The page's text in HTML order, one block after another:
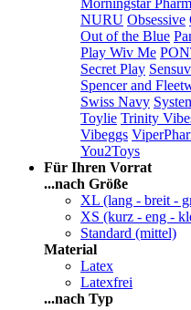
Morningstar
NURU Obsessive
Out of the Blue
Play Wiv Me
Secret Play
Spencer and
Swiss Navy
Toylie Trinity
Vibeggs
You2Toys
Für Ihren Vorrat
...nach Größe
XL (lang - breit -
XS (kurz - eng -
Standard (mittel)
Material
Latex
Latexfrei
...nach Typ